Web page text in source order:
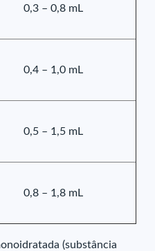
0,3 – 0,8 mL
0,4 – 1,0 mL
0,5 – 1,5 mL
0,8 – 1,8 mL
(substância